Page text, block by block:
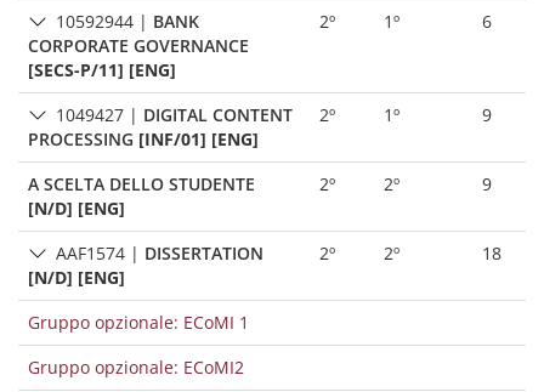
10592944 | BANK
CORPORATE GOVERNANCE
[SECS-P/11] [ENG]
2º 1º 6
1049427 | DIGITAL CONTENT
PROCESSING [INF/01] [ENG]
2º 1º 9
A SCELTA DELLO STUDENTE
[N/D] [ENG]
2º 2º 9
AAF1574 | DISSERTATION
[N/D] [ENG]
2º 2º 18
Gruppo opzionale: ECoMI 1
Gruppo opzionale: ECoMI2